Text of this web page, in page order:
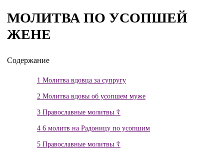
МОЛИТВА ПО УСОПШЕЙ
ЖЕНЕ
Содержание
1 Молитва вдовца за супругу
2 Молитва вдовы об усопшем муже
3 Православные молитвы ☦
4 6 молитв на Радоницу по усопшим
5 Православные молитвы ☦